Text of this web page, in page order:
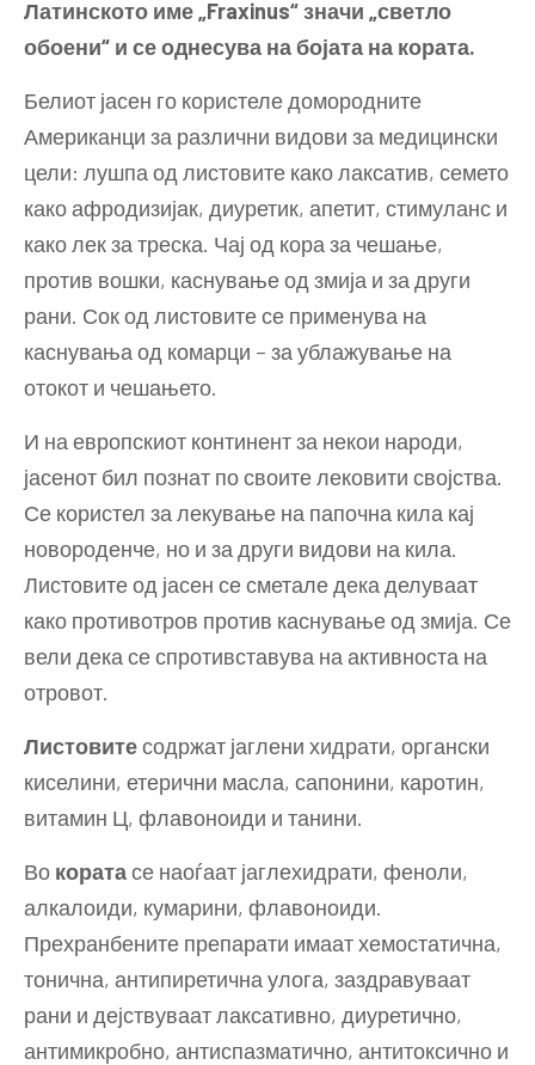
Латинското име „Fraxinus“ значи „светло
обоени“ и се однесува на бојата на кората.
Белиот јасен го користеле домородните
Американци за различни видови за медицински
цели: лушпа од листовите како лаксатив, семето
како афродизијак, диуретик, апетит, стимуланс и
како лек за треска. Чај од кора за чешање,
против вошки, каснување од змија и за други
рани. Сок од листовите се применува на
каснувања од комарци – за ублажување на
отокот и чешањето.
И на европскиот континент за некои народи,
јасенот бил познат по своите лековити својства.
Се користел за лекување на папочна кила кај
новороденче, но и за други видови на кила.
Листовите од јасен се сметале дека делуваат
како противотров против каснување од змија. Се
вели дека се спротивставува на активноста на
отровот.
Листовитесодржат јаглени хидрати, органски
киселини, етерични масла, сапонини, каротин,
витамин Ц, флавоноиди и танини.
Во коратасе наоѓаат јаглехидрати, феноли,
алкалоиди, кумарини, флавоноиди.
Прехранбените препарати имаат хемостатична,
тонична, антипиретична улога, заздравуваат
рани и дејствуваат лаксативно, диуретично,
антимикробно, антиспазматично, антитоксично и